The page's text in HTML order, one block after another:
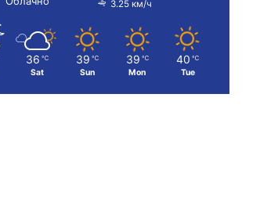
3.25 км/ч
36 ℃
Sat
39 ℃
Sun
39 ℃
Mon
40 ℃
Tue